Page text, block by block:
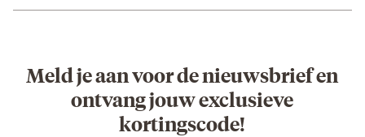
Meld je aan voor de nieuwsbrief en
ontvang jouw exclusieve
kortingscode!